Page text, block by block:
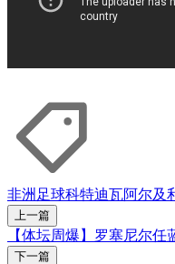
非洲 足球科特迪瓦阿尔及
上一篇
【体坛周爆】罗塞尼尔
下一篇